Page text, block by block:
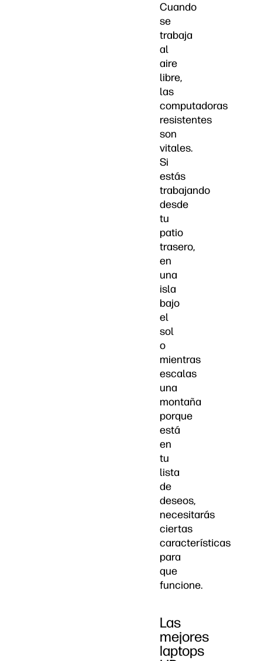
Cuando
se
trabaja
al
aire
libre,
las
computadoras
resistentes
son
vitales.
Si
estás
trabajando
desde
tu
patio
trasero,
en
una
isla
bajo
el
sol
o
mientras
escalas
una
montaña
porque
está
en
tu
lista
de
deseos,
necesitarás
ciertas
características
para
que
funcione.
Las
mejores
laptops